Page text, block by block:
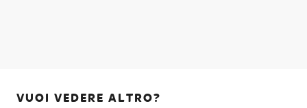
VUOI VEDERE ALTRO?